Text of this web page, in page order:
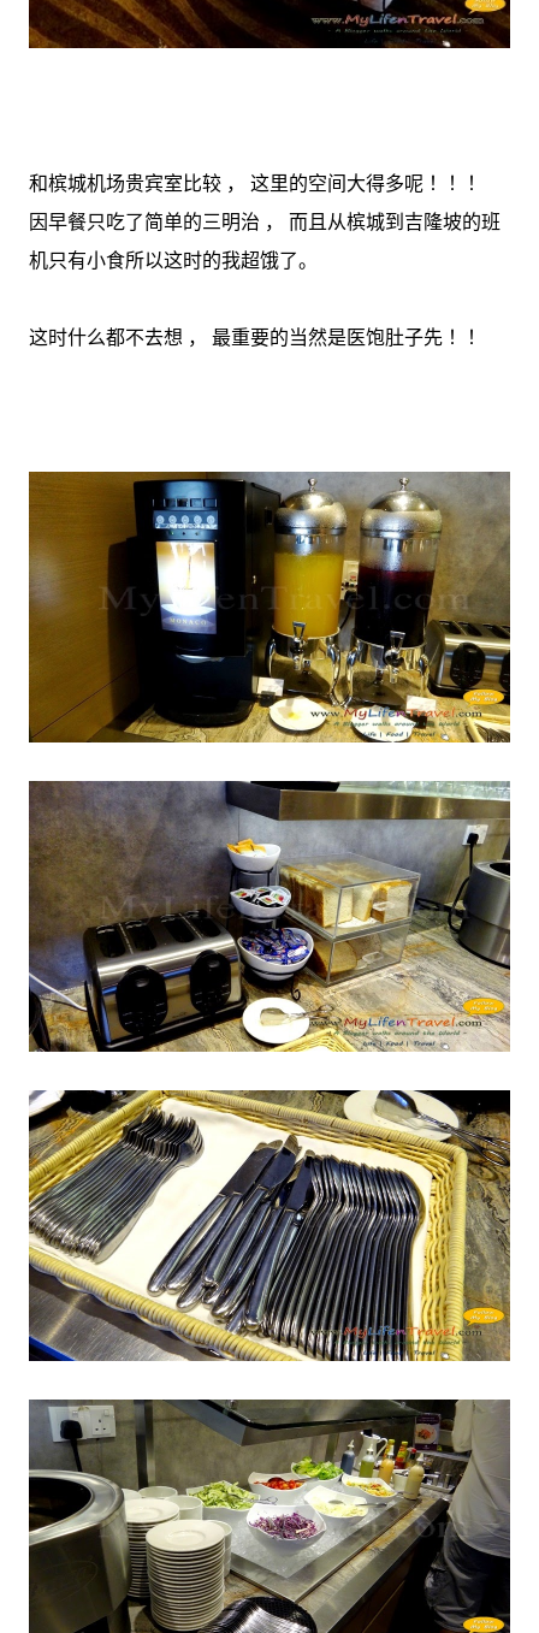
和槟城机场贵宾室比较 ， 这里的空间大得多呢 ！！！
因早餐只吃了简单的三明治 ， 而且从槟城到吉隆坡的班
机只有小食所以这时的我超饿了。
这时什么都不去想 ， 最重要的当然是医饱肚子先 ！！